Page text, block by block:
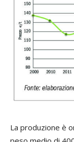
La produzione è